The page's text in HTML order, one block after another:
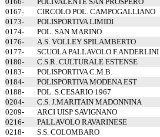
0167-
CIRCOLO POL. CAMPOGALLIANO
0173-
POLISPORTIVA LIMIDI
0174-
POL. SAN MARINO
0176-
A.S. VOLLEY SPILAMBERTO
0177-
SCUOLA PALLAVOLO F.ANDERLINI
0180-
C.S.R. CULTURALE ESTENSE
0183-
POLISPORTIVA C.M.B.
0184-
POLISPORTIVA MODENA EST
0188-
POL. S.CESARIO 1967
0204-
C.S. J.MARITAIN MADONNINA
0209-
ARCI UISP SAVIGNANO
0216-
PALLAVOLO RAVARINESE
0218-
S.S. COLOMBARO